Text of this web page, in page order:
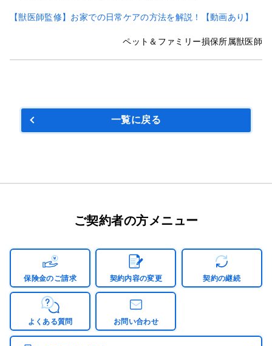
【獣医師監修】お家での日常ケアの方法を解説！【動画あり】
ペット＆ファミリー損保所属獣医師
一覧に戻る
ご契約者の方メニュー
保険金のご請求 契約内容の変更 契約の継続
よくある質問 お問い合わせ